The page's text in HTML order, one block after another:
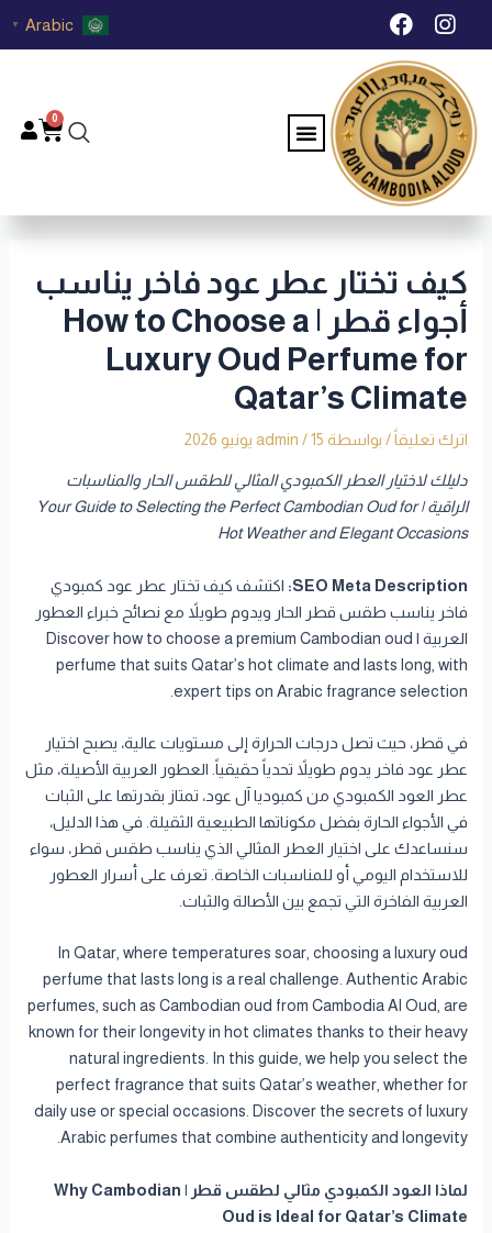
تخطي I
n
s
t
a
g
r
a
m
F
a
c
e
b
o
o
k
Arabic
▼
Menu
0
كيف تختار عطر عود فاخر يناسب
أجواء قطر | How to Choose a
Luxury Oud Perfume for
Qatar’s Climate
اترك تعليقاً / بواسطة admin /15 يونيو 2026
دليلك لاختيار العطر الكمبودي المثالي للطقس الحار والمناسبات
الراقية | Your Guide to Selecting the Perfect Cambodian Oud for
Hot Weather and Elegant Occasions
SEO Meta Description: اكتشف كيف تختار عطر عود كمبودي
فاخر يناسب طقس قطر الحار ويدوم طويلاً مع نصائح خبراء العطور
العربية | Discover how to choose a premium Cambodian oud
perfume that suits Qatar’s hot climate and lasts long, with
expert tips on Arabic fragrance selection.
في قطر، حيث تصل درجات الحرارة إلى مستويات عالية، يصبح اختيار
عطر عود فاخر يدوم طويلاً تحدياً حقيقياً. العطور العربية الأصيلة، مثل
عطر العود الكمبودي من كمبوديا آل عود، تمتاز بقدرتها على الثبات
في الأجواء الحارة بفضل مكوناتها الطبيعية الثقيلة. في هذا الدليل،
سنساعدك على اختيار العطر المثالي الذي يناسب طقس قطر، سواء
للاستخدام اليومي أو للمناسبات الخاصة. تعرف على أسرار العطور
العربية الفاخرة التي تجمع بين الأصالة والثبات.
In Qatar, where temperatures soar, choosing a luxury oud
perfume that lasts long is a real challenge. Authentic Arabic
perfumes, such as Cambodian oud from Cambodia Al Oud, are
known for their longevity in hot climates thanks to their heavy
natural ingredients. In this guide, we help you select the
perfect fragrance that suits Qatar’s weather, whether for
daily use or special occasions. Discover the secrets of luxury
Arabic perfumes that combine authenticity and longevity.
لماذا العود الكمبودي مثالي لطقس قطر | Why Cambodian
Oud is Ideal for Qatar’s Climate
Post
navigation